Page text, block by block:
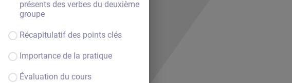
présents des verbes du deuxième
groupe
Récapitulatif des points clés
Importance de la pratique
Évaluation du cours